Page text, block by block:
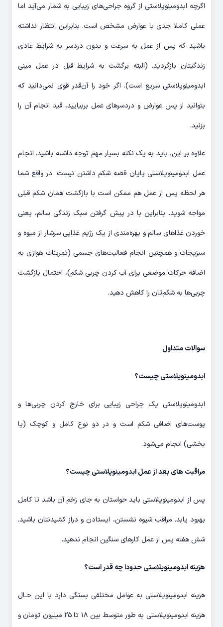
اگرچه ابدومینوپلاستی از گروه جراحی‌های زیبایی به شمار می‌آید اما
عملی کاملا جدی با عوارض مشخص است. بنابراین انتظار نداشته
باشید که پس از عمل به سرعت و بدون دردسر به شرایط عادی
زندگیتان بازگردید. (البته برگشت به شرایط قبل در عمل مینی
ابدومینوپلاستی سریع است). اگر خود را آ‌ن‌قدر قوی نمی‌دانید که
بتوانید از پس عوارض و دردسرهای عمل بربیایید، قید انجام آن را
بزنید.
علاوه بر این، باید به یک نکته بسیار مهم توجه داشته باشید. انجام
عمل ابدومینوپلاستی پایان قصه شکم داشتن نیست؛ در واقع شما
هر لحظه پس از عمل هم ممکن است با بازگشت همان شکم قبلی
مواجه شوید. بنابراین با در پیش گرفتن سبک زندگی سالم، یعنی
خوردن غذاهای سالم و بهره‌مندی از یک رژیم غذایی سرشار از میوه و
سبزیجات و همچنین انجام فعالیت‌های جسمی (تمرینات هوازی به
اضافه حرکات موضعی برای آب کردن چربی شکم)، احتمال بازگشت
چربی‌ها به شکم‌تان را کاهش دهید.
سوالات متداول
ابدومینوپلاستی چیست؟
ابدومینوپلاستی یک جراحی زیبایی برای خارج کردن چربی‌ها و
پوست‌های اضافی شکم است و در دو نوع کامل و کوچک (یا
بخشی) انجام می‌شود.
مراقبت های بعد از عمل ابدومینوپلاستی چیست؟
پس از ابدومینوپلاستی باید حواستان به جای زخم آن باشد تا کامل
بهبود یابد. مراقب شیوه نشستن، ایستادن و دراز کشیدنتان باشید.
شش هفته پس از عمل کارهای سنگین انجام ندهید.
هزینه ابدومینوپلاستی حدودا چه قدر است؟
هزینه ابدومینوپلاستی به عوامل مختلفی بستگی دارد با این حـال
هزینه ابدومینوپلاستی به طور متوسط بین ۱۸ تا ۲۵ میلیون تومان و